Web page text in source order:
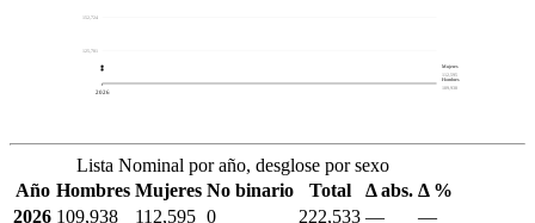
125,701
152,724
2026
Mujeres
112,595
Hombres
109,938
Lista Nominal por año, desglose por sexo
Año Hombres Mujeres No binario Total Δ abs. Δ %
2026 109,938 112,595 0 222,533 — —